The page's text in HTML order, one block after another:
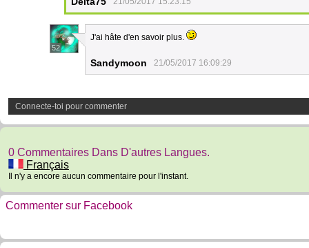
52
J'ai hâte d'en savoir plus.
Sandymoon 21/05/2017 16:09:29
Connecte-toi pour commenter
0 Commentaires Dans D'autres Langues.
Français
Il n'y a encore aucun commentaire pour l'instant.
Commenter sur Facebook